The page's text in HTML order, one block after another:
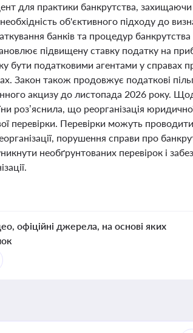
для практики банкрутства, захищаючи
об'єктивного підходу до
банків та процедур банкрутства
підвищену ставку податку на
бути податковими агентами у справах
Закон також продовжує податкові
акцизу до листопада 2026 року.
роз’яснила, що реорганізація
перевірки. Перевірки можуть
порушення справи про
необґрунтованих перевірок і
офіційні джерела, на основі яких